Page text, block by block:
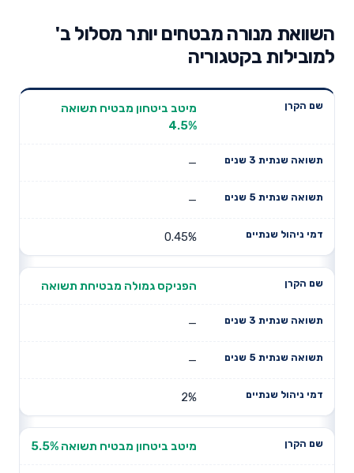
השוואת מנורה מבטחים יותר מסלול ב'
למובילות בקטגוריה
שנתית 3
תשואה
מיטב ביטחון מבטיח תשואה
4.5%
—
—
0.45%
הפניקס גמולה מבטיחת תשואה
—
—
2%
מיטב ביטחון מבטיח תשואה 5.5%